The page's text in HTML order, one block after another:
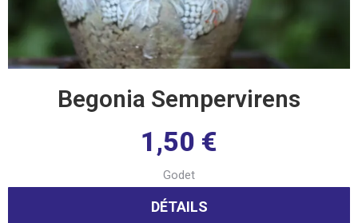
Begonia Sempervirens
1,50 €
Godet
DÉTAILS